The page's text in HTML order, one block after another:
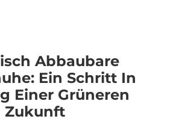
Abbaubare
Ein Schritt In
Einer Grüneren
Zukunft